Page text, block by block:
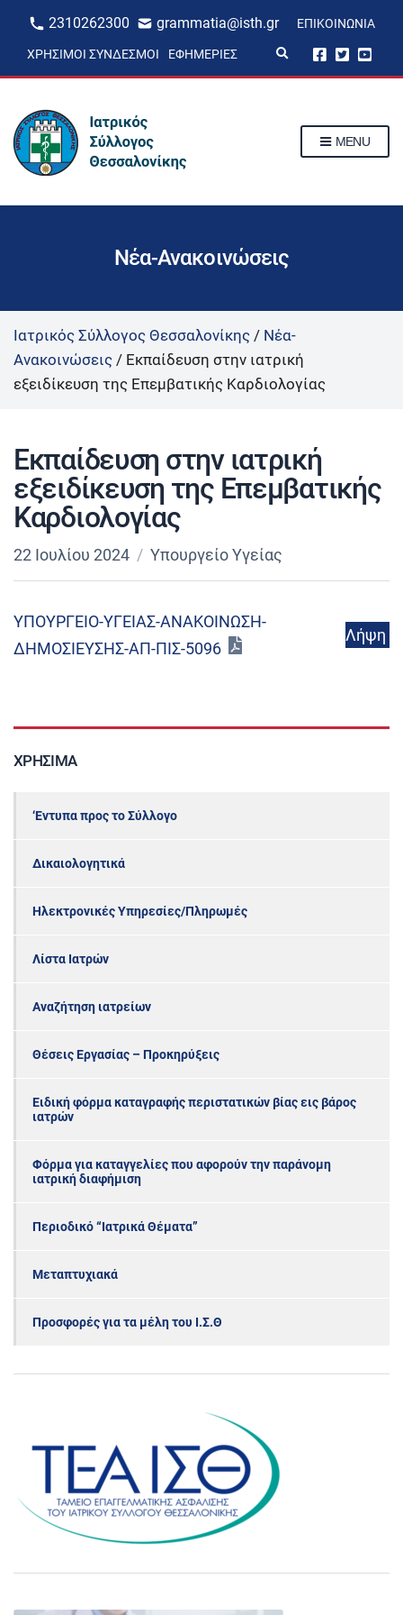
2310262300 grammatia@isth.gr ΕΠΙΚΟΙΝΩΝΊΑ
ΧΡΉΣΙΜΟΙ ΣΎΝΔΕΣΜΟΙ ΕΦΗΜΕΡΊΕΣ
p
m
MENU
Νέα-Ανακοινώσεις
Ιατρικός Σύλλογος Θεσσαλονίκης / Νέα-
Ανακοινώσεις / Εκπαίδευση στην ιατρική
εξειδίκευση της Επεμβατικής Καρδιολογίας
Εκπαίδευση στην ιατρική
εξειδίκευση της Επεμβατικής
Καρδιολογίας
22 Ιουλίου 2024 Υπουργείο Υγείας
ΥΠΟΥΡΓΕΙΟ-ΥΓΕΙΑΣ-ΑΝΑΚΟΙΝΩΣΗ-
ΔΗΜΟΣΙΕΥΣΗΣ-ΑΠ-ΠΙΣ-5096
Λήψη
ΧΡΉΣΙΜΑ
‘Εντυπα προς το Σύλλογο
Δικαιολογητικά
Ηλεκτρονικές Υπηρεσίες/Πληρωμές
Λίστα Ιατρών
Αναζήτηση ιατρείων
Θέσεις Εργασίας – Προκηρύξεις
Ειδική φόρμα καταγραφής περιστατικών βίας εις βάρος
ιατρών
Φόρμα για καταγγελίες που αφορούν την παράνομη
ιατρική διαφήμιση
Περιοδικό “Ιατρικά Θέματα”
Μεταπτυχιακά
Προσφορές για τα μέλη του Ι.Σ.Θ